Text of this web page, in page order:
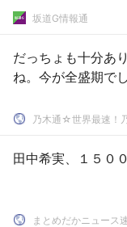
坂道G情報通
だっちょも十分あ
ね。今が全盛期で
田中希実、１５０
まとめだかニュース